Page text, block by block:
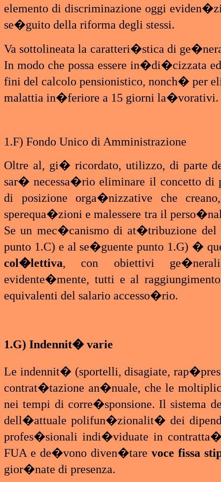
elemento di discriminazione oggi
se�guito della riforma degli stessi.
Va sottolineata la caratteri�stica di
In modo che possa essere in�di�cizzata
fini del calcolo pensionistico, nonch� per
malattia in�feriore a 15 giorni la�vorativi.
1.F) Fondo Unico di Amministrazione
Oltre al, gi� ricordato, utilizzo, di parte
sar� necessa�rio eliminare il concetto
di posizione orga�nizzative che
sperequa�zioni e malessere tra il
Se un mec�canismo di at�tribuzione del
punto 1.C) e al se�guente punto 1.G) �
col�lettiva, con obiettivi ge�nerali
evidente�mente, tutti e al
equivalenti del salario accesso�rio.
1.G) Indennit� varie
Le indennit� (sportelli, disagiate,
contrat�tazione an�nuale, che le
nei tempi di corre�sponsione. Il sistema
dell�attuale polifun�zionalit� dei
profes�sionali indi�viduate in
FUA e de�vono diven�tare voce fissa
gior�nate di presenza.